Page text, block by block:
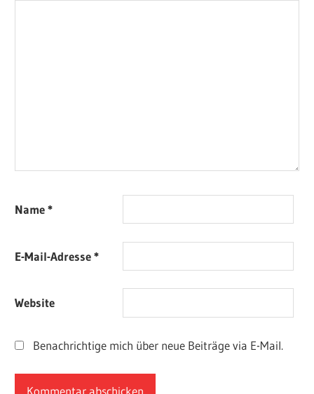
Name*
E-Mail-Adresse*
Website
Benachrichtige mich über neue Beiträge via E-Mail.